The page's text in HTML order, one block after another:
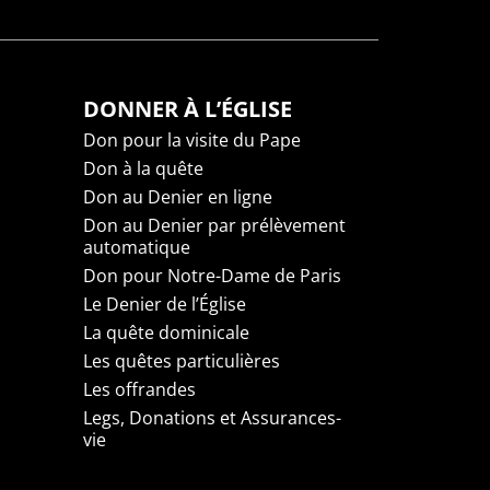
DONNER À L’ÉGLISE
Don pour la visite du Pape
Don à la quête
Don au Denier en ligne
Don au Denier par prélèvement
automatique
Don pour Notre-Dame de Paris
Le Denier de l’Église
La quête dominicale
Les quêtes particulières
Les offrandes
Legs, Donations et Assurances-
vie